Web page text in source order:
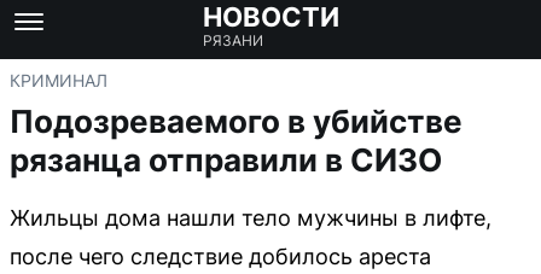
НОВОСТИ
РЯЗАНИ
КРИМИНАЛ
Подозреваемого в убийстве
рязанца отправили в СИЗО
Жильцы дома нашли тело мужчины в лифте,
после чего следствие добилось ареста